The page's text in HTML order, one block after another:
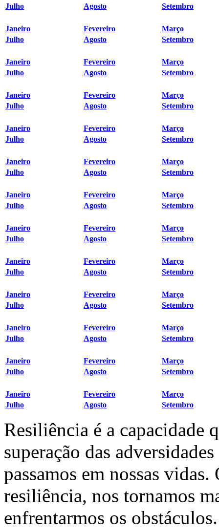
Julho
Agosto Setembro
Janeiro Fevereiro
Março
Julho
Agosto Setembro
Janeiro Fevereiro
Março
Julho
Agosto Setembro
Janeiro Fevereiro
Março
Julho
Agosto Setembro
Janeiro Fevereiro
Março
Julho
Agosto Setembro
Janeiro Fevereiro
Março
Julho
Agosto Setembro
Janeiro Fevereiro
Março
Julho
Agosto Setembro
Janeiro Fevereiro
Março
Julho
Agosto Setembro
Janeiro Fevereiro
Março
Julho
Agosto Setembro
Janeiro Fevereiro
Março
Julho
Agosto Setembro
Janeiro Fevereiro
Março
Julho
Agosto Setembro
Janeiro Fevereiro
Março
Julho
Agosto Setembro
Janeiro Fevereiro
Março
Julho
Agosto Setembro
Resiliência é a capacidade
superação das
passamos em nossas
resiliência, nos tornamos
enfrentarmos os obstáculos.